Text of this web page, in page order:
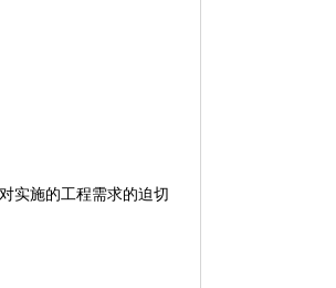
实施的工程需求的迫切